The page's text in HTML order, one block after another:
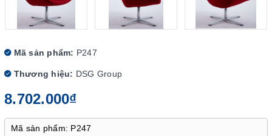
Mã sản phẩm: P247
Thương hiệu: DSG Group
8.702.000₫
Mã sản phẩm: P247